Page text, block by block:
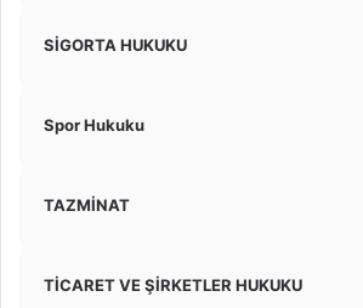
SİGORTA HUKUKU
Spor Hukuku
TAZMİNAT
TİCARET VE ŞİRKETLER HUKUKU